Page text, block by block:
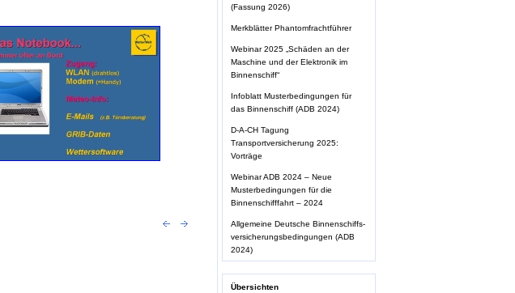
(Fassung 2026)
Merkblätter Phantomfrachtführer
Webinar 2025 „Schäden an der
Maschine und der Elektronik im
Binnenschiff“
Infoblatt Musterbedingungen für
das Binnenschiff (ADB 2024)
D-A-CH Tagung
Transportversicherung 2025:
Vorträge
Webinar ADB 2024 – Neue
Musterbedingungen für die
Binnenschifffahrt – 2024
Allgemeine Deutsche Binnenschiffs-
versicherungsbedingungen (ADB
2024)
Übersichten